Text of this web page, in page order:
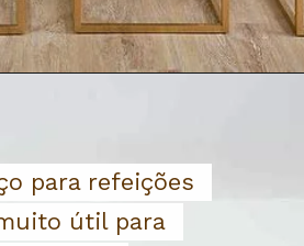
para refeições
útil para
para refeições
útil para